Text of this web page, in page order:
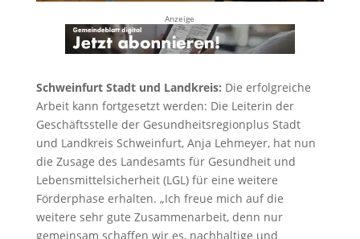
Anzeige
Schweinfurt Stadt und Landkreis: Die erfolgreiche
Arbeit kann fortgesetzt werden: Die Leiterin der
Geschäftsstelle der Gesundheitsregionplus Stadt
und Landkreis Schweinfurt, Anja Lehmeyer, hat nun
die Zusage des Landesamts für Gesundheit und
Lebensmittelsicherheit (LGL) für eine weitere
Förderphase erhalten. „Ich freue mich auf die
weitere sehr gute Zusammenarbeit, denn nur
gemeinsam schaffen wir es, nachhaltige und